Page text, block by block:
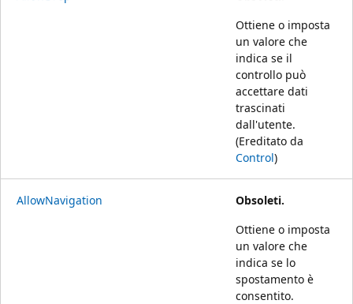
Ottiene o imposta
un valore che
indica se il
controllo può
accettare dati
trascinati
dall'utente.
(Ereditato da
Control)
AllowNavigation
Obsoleti.
Ottiene o imposta
un valore che
indica se lo
spostamento è
consentito.